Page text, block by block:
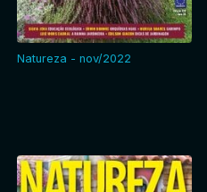
Natureza - nov/2022